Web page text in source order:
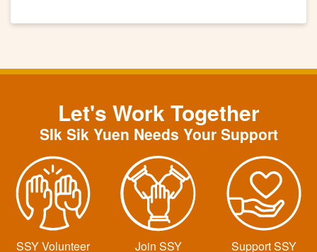
Let's Work Together
SIk Sik Yuen Needs Your Support
SSY Volunteer Join SSY Support SSY